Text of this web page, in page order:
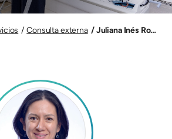
Consulta externa Juliana Inés Rojas